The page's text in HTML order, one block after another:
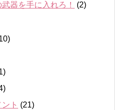
器を手に入れろ！
(2)
ト (21)